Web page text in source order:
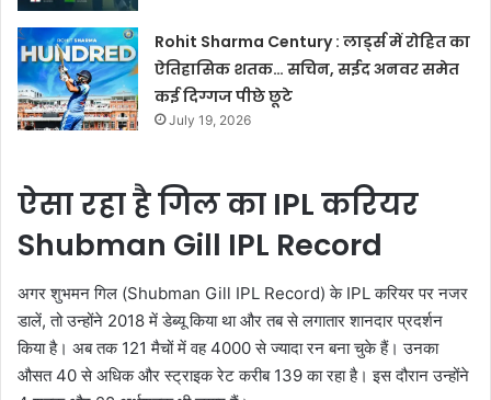
Rohit Sharma Century : लार्ड्स में रोहित का
ऐतिहासिक शतक… सचिन, सईद अनवर समेत
कई दिग्गज पीछे छूटे
July 19, 2026
ऐसा रहा है गिल का IPL करियर
Shubman Gill IPL Record
अगर शुभमन गिल (Shubman Gill IPL Record) के IPL करियर पर नजर
डालें, तो उन्होंने 2018 में डेब्यू किया था और तब से लगातार शानदार प्रदर्शन
किया है। अब तक 121 मैचों में वह 4000 से ज्यादा रन बना चुके हैं। उनका
औसत 40 से अधिक और स्ट्राइक रेट करीब 139 का रहा है। इस दौरान उन्होंने